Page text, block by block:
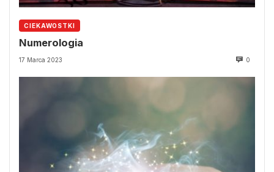
CIEKAWOSTKI
Numerologia
17 Marca 2023 0